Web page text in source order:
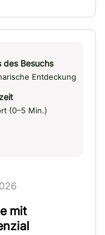
des Besuchs
Entdeckung
(0–5 Min.)
mit